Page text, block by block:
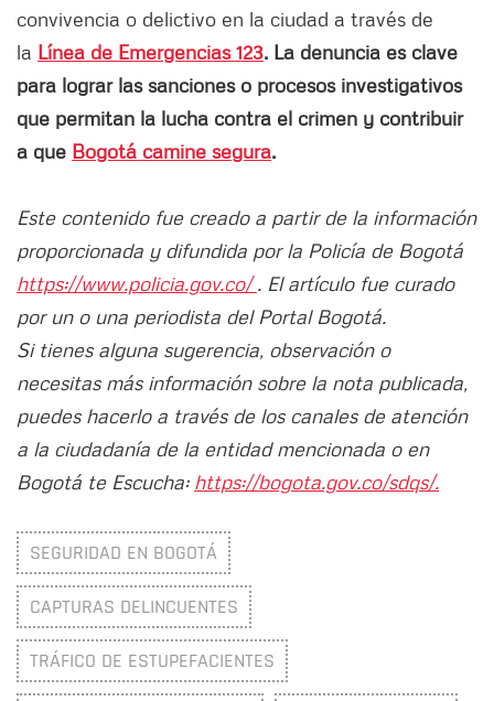
convivencia o delictivo en la ciudad a través de
la Línea de Emergencias 123. La denuncia es clave
para lograr las sanciones o procesos investigativos
que permitan la lucha contra el crimen y contribuir
a que Bogotá camine segura.
Este contenido fue creado a partir de la información
proporcionada y difundida por la Policía de Bogotá
https://www.policia.gov.co/. El artículo fue curado
por un o una periodista del Portal Bogotá.
Si tienes alguna sugerencia, observación o
necesitas más información sobre la nota publicada,
puedes hacerlo a través de los canales de atención
a la ciudadanía de la entidad mencionada o en
Bogotá te Escucha: https://bogota.gov.co/sdqs/.
SEGURIDAD EN BOGOTÁ
CAPTURAS DELINCUENTES
TRÁFICO DE ESTUPEFACIENTES